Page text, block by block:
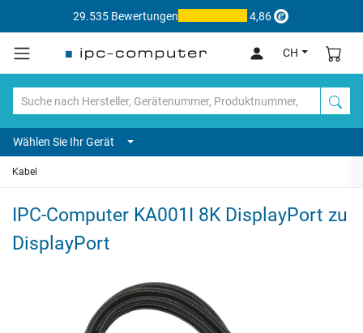
29.535 Bewertungen 4,86
CH
Wählen Sie Ihr Gerät
Kabel
IPC-Computer KA001I 8K DisplayPort zu
DisplayPort